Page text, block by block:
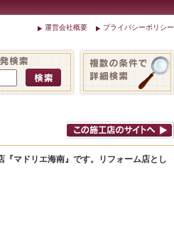
運営会社概要 プライバシーポリシー
マドリエ海南』です。リフォーム店とし